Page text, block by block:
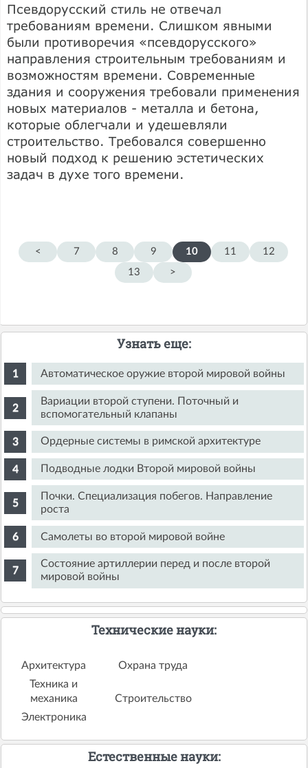
Псевдорусский стиль не отвечал
требованиям времени. Слишком явными
были противоречия «псевдорусского»
направления строительным требованиям и
возможностям времени. Современные
здания и сооружения требовали применения
новых материалов - металла и бетона,
которые облегчали и удешевляли
строительство. Требовался совершенно
новый подход к решению эстетических
задач в духе того времени.
< 7 8 9 10 11
12
13
>
Узнать еще:
Автоматическое оружие второй мировой войны
Вариации второй ступени. Поточный и
вспомогательный клапаны
Ордерные системы в римской архитектуре
Подводные лодки Второй мировой войны
Почки. Специализация побегов. Направление
роста
Самолеты во второй мировой войне
Состояние артиллерии перед и после второй
мировой войны
Технические науки:
Архитектура
Охрана труда
Техника и
механика
Строительство
Электроника
Естественные науки: